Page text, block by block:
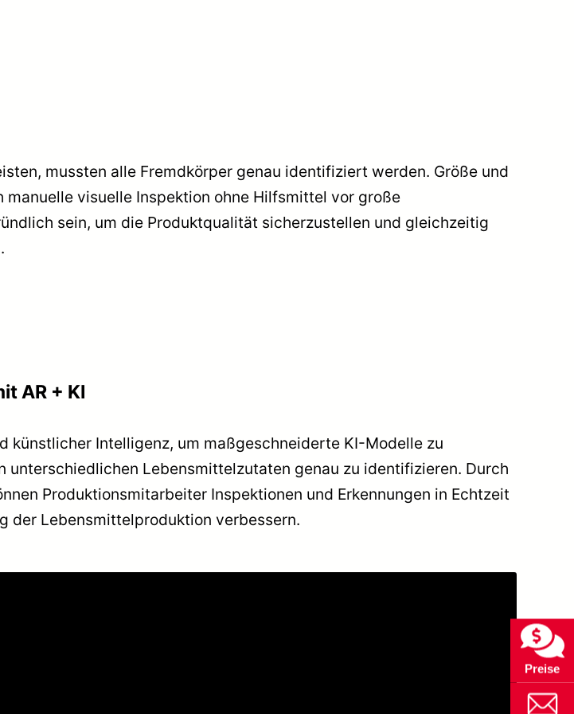
mussten alle Fremdkörper genau identifiziert werden. Größe und
visuelle Inspektion ohne Hilfsmittel vor große
sein, um die Produktqualität sicherzustellen und gleichzeitig
AR + KI
künstlicher Intelligenz, um maßgeschneiderte KI-Modelle zu
Lebensmittelzutaten genau zu identifizieren. Durch
Produktionsmitarbeiter Inspektionen und Erkennungen in Echtzeit
der Lebensmittelproduktion verbessern.
Preise